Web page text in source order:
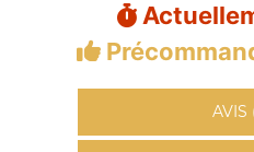
AVIS